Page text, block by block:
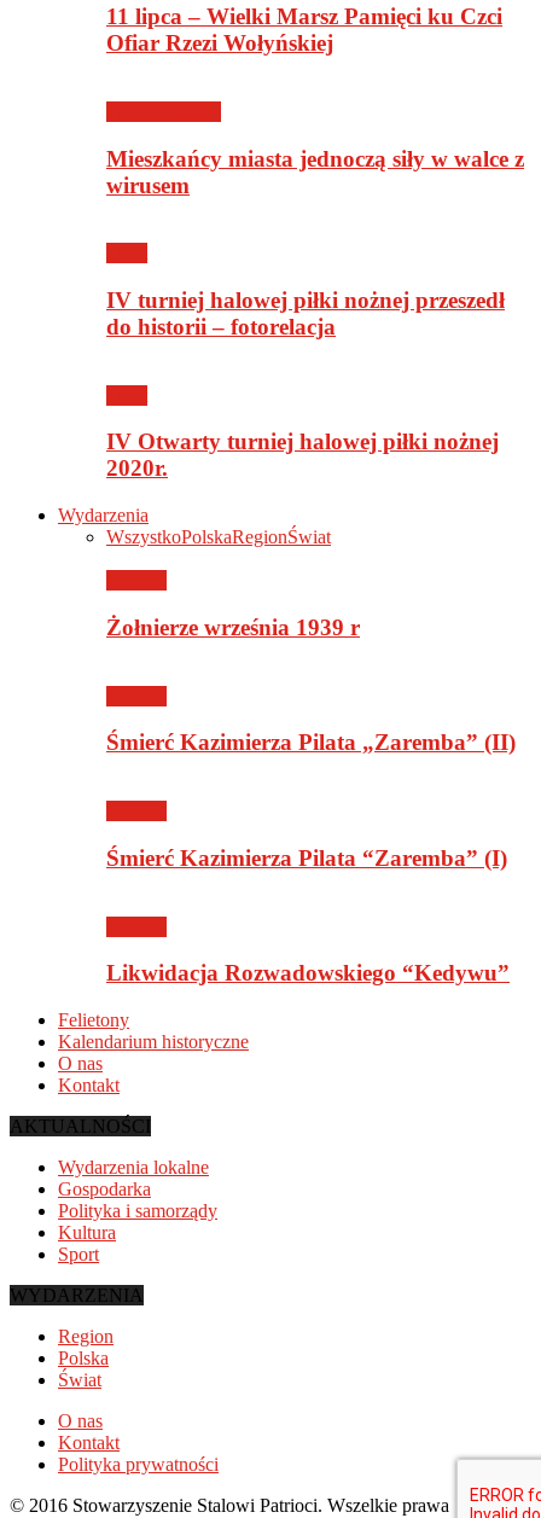
11 lipca – Wielki Marsz Pamięci ku Czci
Ofiar Rzezi Wołyńskiej
Mieszkańcy miasta jednoczą siły w walce z
wirusem
IV turniej halowej piłki nożnej przeszedł
do historii – fotorelacja
IV Otwarty turniej halowej piłki nożnej
2020r.
Wydarzenia
WszystkoPolskaRegionŚwiat
Żołnierze września 1939 r
Śmierć Kazimierza Pilata „Zaremba” (II)
Śmierć Kazimierza Pilata “Zaremba” (I)
Likwidacja Rozwadowskiego “Kedywu”
Felietony
Kalendarium historyczne
O nas
Kontakt
AKTUALNOŚCI
Wydarzenia lokalne
Gospodarka
Polityka i samorządy
Kultura
Sport
WYDARZENIA
Region
Polska
Świat
O nas
Kontakt
Polityka prywatności
© 2016 Stowarzyszenie Stalowi Patrioci. Wszelkie prawa